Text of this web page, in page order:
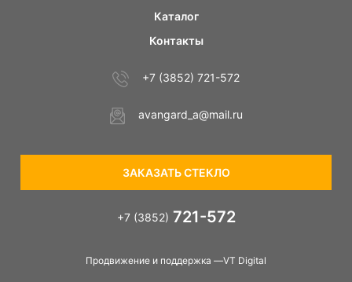
Продвижение и поддержка —VT Digital
Каталог
Контакты
+7 (3852) 721-572
avangard_a@mail.ru
ЗАКАЗАТЬ СТЕКЛО
+7 (3852) 721-572